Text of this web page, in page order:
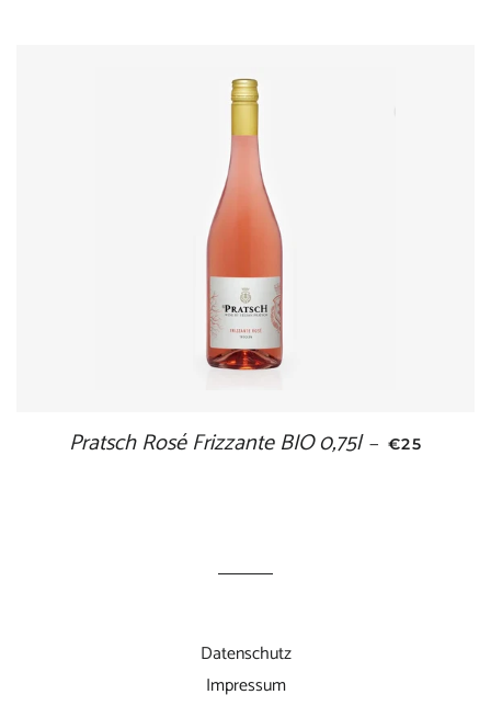
Pratsch Rosé Frizzante BIO 0,75l — €25
Datenschutz
Impressum